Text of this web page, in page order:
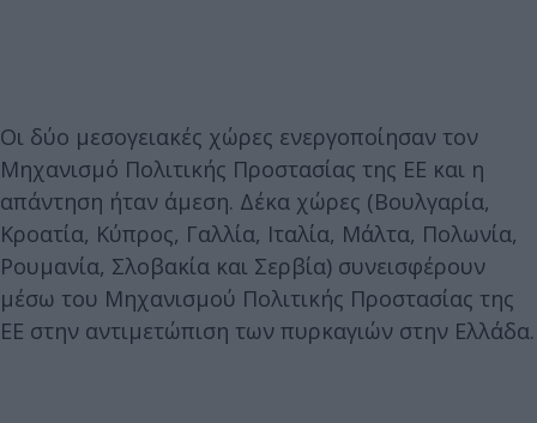
Οι δύο μεσογειακές χώρες ενεργοποίησαν τον
Μηχανισμό Πολιτικής Προστασίας της ΕΕ και η
απάντηση ήταν άμεση. Δέκα χώρες (Βουλγαρία,
Κροατία, Κύπρος, Γαλλία, Ιταλία, Μάλτα, Πολωνία,
Ρουμανία, Σλοβακία και Σερβία) συνεισφέρουν
μέσω του Μηχανισμού Πολιτικής Προστασίας της
ΕΕ στην αντιμετώπιση των πυρκαγιών στην Ελλάδα.